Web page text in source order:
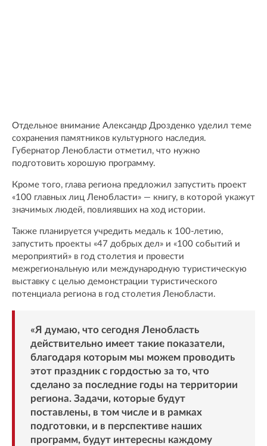
Отдельное внимание Александр Дрозденко уделил теме
сохранения памятников культурного наследия.
Губернатор Ленобласти отметил, что нужно
подготовить хорошую программу.
Кроме того, глава региона предложил запустить проект
«100 главных лиц Ленобласти» — книгу, в которой укажут
значимых людей, повлиявших на ход истории.
Также планируется учредить медаль к 100-летию,
запустить проекты «47 добрых дел» и «100 событий и
мероприятий» в год столетия и провести
межрегиональную или международную туристическую
выставку с целью демонстрации туристического
потенциала региона в год столетия Ленобласти.
«Я думаю, что сегодня Ленобласть
действительно имеет такие показатели,
благодаря которым мы можем проводить
этот праздник с гордостью за то, что
сделано за последние годы на территории
региона. Задачи, которые будут
поставлены, в том числе и в рамках
подготовки, и в перспективе наших
программ, будут интересны каждому